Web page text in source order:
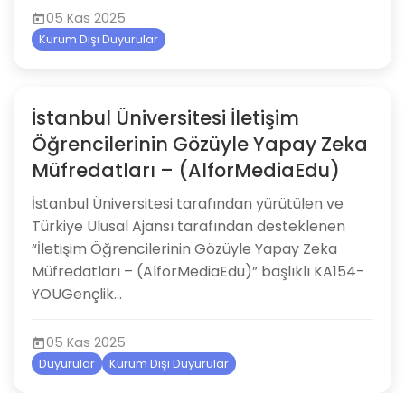
05 Kas 2025
Kurum Dışı Duyurular
İstanbul Üniversitesi İletişim
Öğrencilerinin Gözüyle Yapay Zeka
Müfredatları – (AlforMediaEdu)
İstanbul Üniversitesi tarafından yürütülen ve
Türkiye Ulusal Ajansı tarafından desteklenen
“İletişim Öğrencilerinin Gözüyle Yapay Zeka
Müfredatları – (AlforMediaEdu)” başlıklı KA154-
YOUGençlik...
05 Kas 2025
Duyurular Kurum Dışı Duyurular